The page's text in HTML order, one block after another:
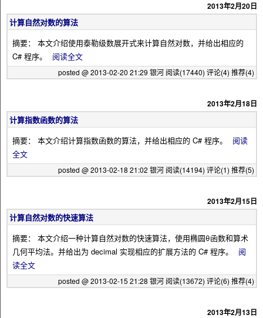
2013年2月20日
计算自然对数的算法
摘要： 本文介绍使用泰勒级数展开式来计算自然对数，并给出相应的
C# 程序。
阅读全文
posted @ 2013-02-20 21:29 银河 阅读(17440) 评论(4) 推荐(4)
2013年2月18日
计算指数函数的算法
摘要： 本文介绍计算指数函数的算法，并给出相应的 C# 程序。
阅读
全文
posted @ 2013-02-18 21:02 银河 阅读(14194) 评论(1) 推荐(5)
2013年2月15日
计算自然对数的快速算法
摘要： 本文介绍一种计算自然对数的快速算法，使用椭圆θ函数和算术
几何平均法。并给出为 decimal 实现相应的扩展方法的 C# 程序。
阅
读全文
posted @ 2013-02-15 21:28 银河 阅读(13672) 评论(6) 推荐(4)
2013年2月13日